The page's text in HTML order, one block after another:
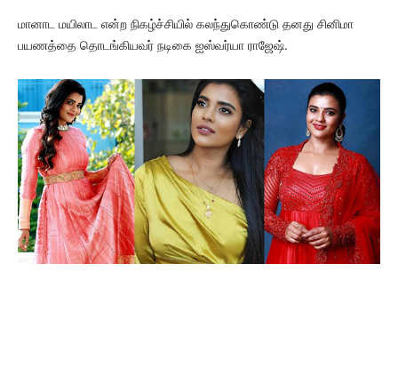
மானாட மயிலாட என்ற நிகழ்ச்சியில் கலந்துகொண்டு தனது சினிமா
பயணத்தை தொடங்கியவர் நடிகை ஐஸ்வர்யா ராஜேஷ்.